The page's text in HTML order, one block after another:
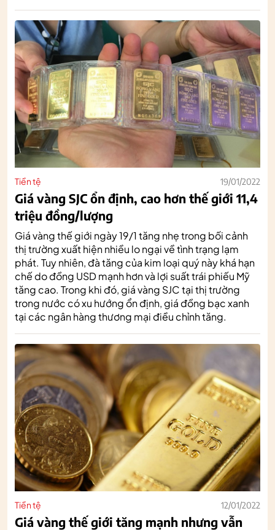
Tiền tệ 19/01/2022
Giá vàng SJC ổn định, cao hơn thế giới 11,4
triệu đồng/lượng
Giá vàng thế giới ngày 19/1 tăng nhẹ trong bối cảnh
thị trường xuất hiện nhiều lo ngại về tình trạng lạm
phát. Tuy nhiên, đà tăng của kim loại quý này khá hạn
chế do đồng USD mạnh hơn và lợi suất trái phiếu Mỹ
tăng cao. Trong khi đó, giá vàng SJC tại thị trường
trong nước có xu hướng ổn định, giá đồng bạc xanh
tại các ngân hàng thương mại điều chỉnh tăng.
Tiền tệ 12/01/2022
Giá vàng thế giới tăng mạnh nhưng vẫn